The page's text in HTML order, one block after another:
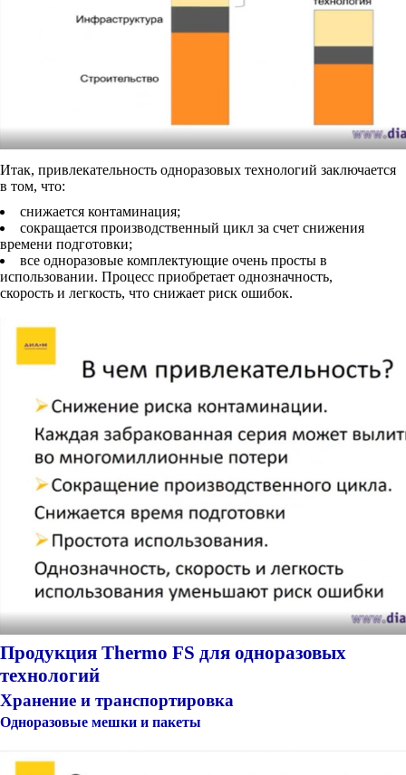
Итак, привлекательность одноразовых технологий заключается
в том, что:
снижается контаминация;
сокращается производственный цикл за счет снижения
времени подготовки;
все одноразовые комплектующие очень просты в
использовании. Процесс приобретает однозначность,
скорость и легкость, что снижает риск ошибок.
Продукция Thermo FS для одноразовых
технологий
Хранение и транспортировка
Одноразовые мешки и пакеты